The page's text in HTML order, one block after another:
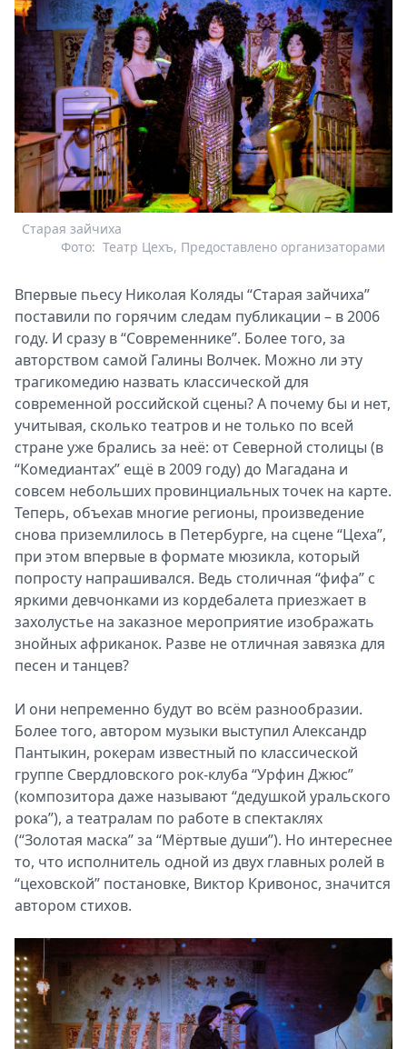
Старая зайчиха
Театр Цехъ, Предоставлено организаторами
Фото:
Впервые пьесу Николая Коляды “Старая зайчиха”
поставили по горячим следам публикации – в 2006
году. И сразу в “Современнике”. Более того, за
авторством самой Галины Волчек. Можно ли эту
трагикомедию назвать классической для
современной российской сцены? А почему бы и нет,
учитывая, сколько театров и не только по всей
стране уже брались за неё: от Северной столицы (в
“Комедиантах” ещё в 2009 году) до Магадана и
совсем небольших провинциальных точек на карте.
Теперь, объехав многие регионы, произведение
снова приземлилось в Петербурге, на сцене “Цеха”,
при этом впервые в формате мюзикла, который
попросту напрашивался. Ведь столичная “фифа” с
яркими девчонками из кордебалета приезжает в
захолустье на заказное мероприятие изображать
знойных африканок. Разве не отличная завязка для
песен и танцев?
И они непременно будут во всём разнообразии.
Более того, автором музыки выступил Александр
Пантыкин, рокерам известный по классической
группе Свердловского рок-клуба “Урфин Джюс”
(композитора даже называют “дедушкой уральского
рока”), а театралам по работе в спектаклях
(“Золотая маска” за “Мёртвые души”). Но интереснее
то, что исполнитель одной из двух главных ролей в
“цеховской” постановке, Виктор Кривонос, значится
автором стихов.